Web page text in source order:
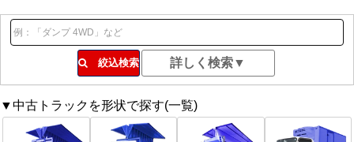
絞込検索
▼中古トラックを形状で探す(一覧)